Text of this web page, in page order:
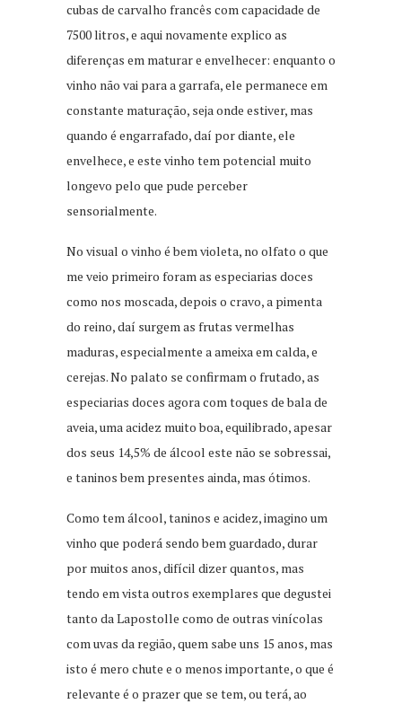
cubas de carvalho francês com capacidade de
7500 litros, e aqui novamente explico as
diferenças em maturar e envelhecer: enquanto o
vinho não vai para a garrafa, ele permanece em
constante maturação, seja onde estiver, mas
quando é engarrafado, daí por diante, ele
envelhece, e este vinho tem potencial muito
longevo pelo que pude perceber
sensorialmente.
No visual o vinho é bem violeta, no olfato o que
me veio primeiro foram as especiarias doces
como nos moscada, depois o cravo, a pimenta
do reino, daí surgem as frutas vermelhas
maduras, especialmente a ameixa em calda, e
cerejas. No palato se confirmam o frutado, as
especiarias doces agora com toques de bala de
aveia, uma acidez muito boa, equilibrado, apesar
dos seus 14,5% de álcool este não se sobressai,
e taninos bem presentes ainda, mas ótimos.
Como tem álcool, taninos e acidez, imagino um
vinho que poderá sendo bem guardado, durar
por muitos anos, difícil dizer quantos, mas
tendo em vista outros exemplares que degustei
tanto da Lapostolle como de outras vinícolas
com uvas da região, quem sabe uns 15 anos, mas
isto é mero chute e o menos importante, o que é
relevante é o prazer que se tem, ou terá, ao